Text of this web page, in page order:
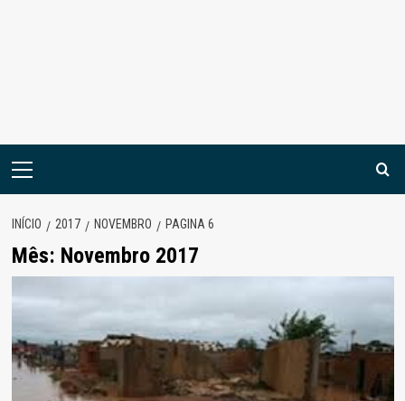
Menu
INÍCIO 2017 NOVEMBRO PAGINA 6
Mês: Novembro 2017